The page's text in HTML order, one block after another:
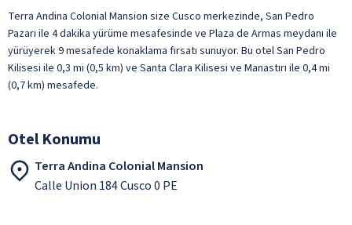
Terra Andina Colonial Mansion size Cusco merkezinde, San Pedro
Pazarı ile 4 dakika yürüme mesafesinde ve Plaza de Armas meydanı ile
yürüyerek 9 mesafede konaklama fırsatı sunuyor. Bu otel San Pedro
Kilisesi ile 0,3 mi (0,5 km) ve Santa Clara Kilisesi ve Manastırı ile 0,4 mi
(0,7 km) mesafede.
Otel Konumu
Terra Andina Colonial Mansion
Calle Union 184 Cusco 0 PE